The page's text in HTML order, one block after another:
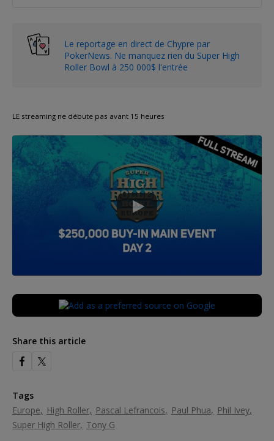
Le reportage en direct de Chypre par
PokerNews. Ne manquez rien du Super High
Roller Bowl à 250 000$ l'entrée
LE streaming ne débute pas avant 15 heures
Share this article
Tags
Europe
High Roller Pascal Lefrancois Paul Phua
Phil Ivey
Super High Roller Tony G